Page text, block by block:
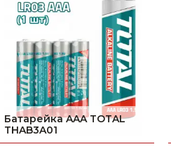
Батарейка AAA TOTAL
THAB3A01